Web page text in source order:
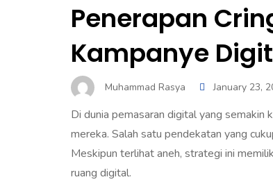
Penerapan
Kampanye
Muhammad Rasya January 23,
Di dunia pemasaran digital yang
mereka. Salah satu pendekatan yang
Meskipun terlihat aneh, strategi ini
ruang digital.